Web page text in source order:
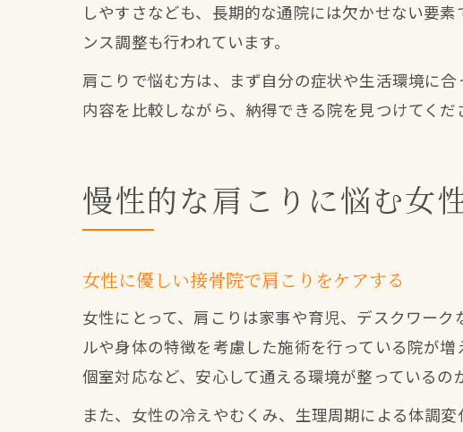
しやすさなども、長期的な通院には欠かせない要
ンス調整も行われています。
肩こりで悩む方は、まず自分の症状や生活環境に
内容を比較しながら、納得できる院を見つけてくだ
慢性的な肩こりに悩む女
女性に優しい接骨院で肩こりをケアする
女性にとって、肩こりは家事や育児、デスクワー
ルや身体の特徴を考慮した施術を行っている院が
個室対応など、安心して通える環境が整っているの
また、女性の冷えやむくみ、生理周期による体調